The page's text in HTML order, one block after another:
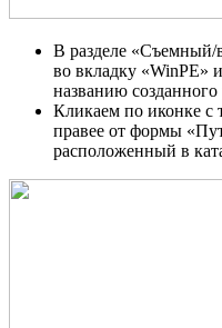
В разделе «Съемный/
во вкладку «WinPE»
названию созданного
Кликаем по иконке с
правее от формы
расположенный в